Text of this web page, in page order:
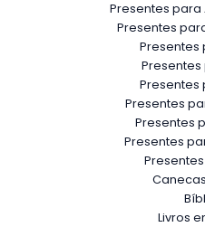
Presentes para
Presentes
Presentes
Presentes
Presentes
Presentes
Presentes
Presentes
Livros